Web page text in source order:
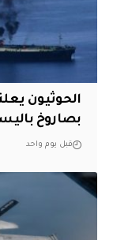
الحوثيون
بصاروخ
قبل يوم واحد